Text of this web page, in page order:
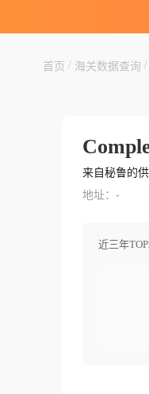
首页 / 海关数据查询 /
来自秘鲁的
地址：-
近三年